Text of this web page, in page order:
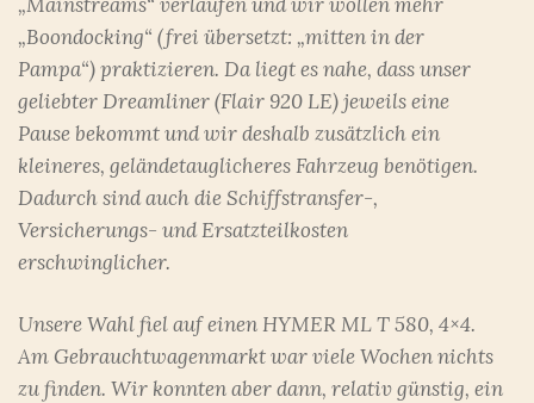
„Boondocking“ (frei übersetzt: „mitten in der
Pampa“) praktizieren. Da liegt es nahe, dass unser
geliebter Dreamliner (Flair 920 LE) jeweils eine
Pause bekommt und wir deshalb zusätzlich ein
kleineres, geländetauglicheres Fahrzeug benötigen.
Dadurch sind auch die Schiffstransfer-,
Versicherungs- und Ersatzteilkosten
erschwinglicher.
Unsere Wahl fiel auf einen HYMER ML T 580, 4×4.
Am Gebrauchtwagenmarkt war viele Wochen nichts
zu finden. Wir konnten aber dann, relativ günstig, ein